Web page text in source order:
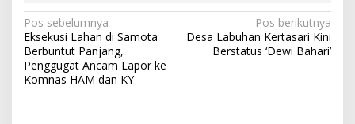
N
a
v
i
Pos sebelumnya
Eksekusi Lahan di Samota
Berbuntut Panjang,
Penggugat Ancam Lapor ke
Komnas HAM dan KY
Pos berikutnya
Desa Labuhan Kertasari Kini
Berstatus ‘Dewi Bahari’